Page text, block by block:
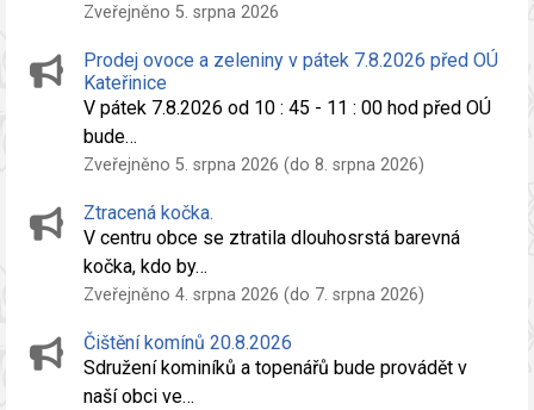
Zveřejněno 5. srpna 2026
Prodej ovoce a zeleniny v pátek 7.8.2026 před OÚ
Kateřinice
V pátek 7.8.2026 od 10 : 45 - 11 : 00 hod před OÚ
bude…
Zveřejněno 5. srpna 2026 (do 8. srpna 2026)
Ztracená kočka.
V centru obce se ztratila dlouhosrstá barevná
kočka, kdo by…
Zveřejněno 4. srpna 2026 (do 7. srpna 2026)
Čištění komínů 20.8.2026
Sdružení kominíků a topenářů bude provádět v
naší obci ve…